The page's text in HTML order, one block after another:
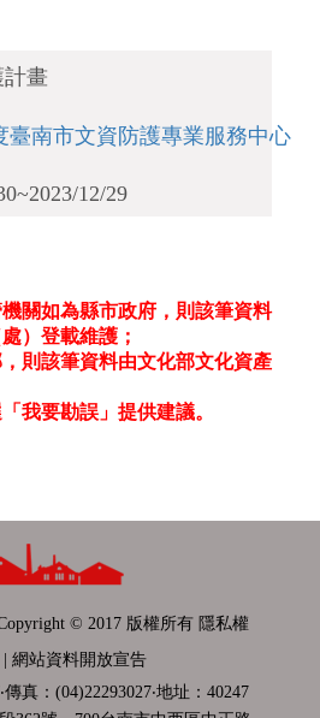
畫
臺南市文資防護專業服務中心
12/29
關如為縣市政府，則該筆資料
）登載維護；
則該筆資料由文化部文化資產
我要勘誤」提供建議。
© 2017 版權所有 隱私權
網站資料開放宣告
真：(04)22293027‧地址：40247